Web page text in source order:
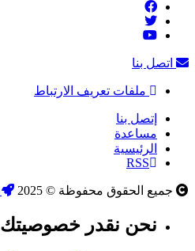
اتصل بنا
ملفات تعريف الارتباط
إتصل بنا
مساعدة
الرئيسية
RSS
جميع الحقوق محفوظة © 2025
نحن نقدر خصوصيتك